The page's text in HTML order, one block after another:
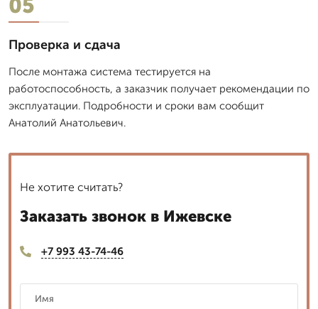
05
Проверка и сдача
После монтажа система тестируется на
работоспособность, а заказчик получает рекомендации по
эксплуатации. Подробности и сроки вам сообщит
Анатолий Анатольевич.
Не хотите считать?
Заказать звонок в Ижевске
+7 993 43-74-46